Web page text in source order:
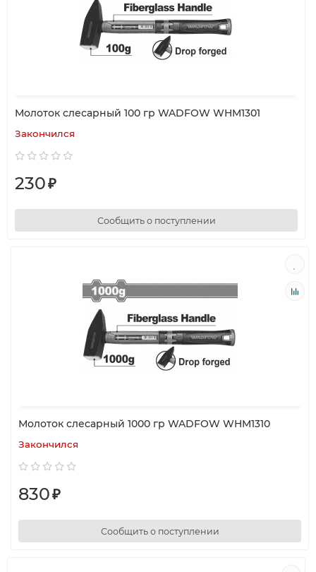
Молоток слесарный 100 гр WADFOW WHM1301
Закончился
230₽
Сообщить о поступлении
Молоток слесарный 1000 гр WADFOW WHM1310
Закончился
830₽
Сообщить о поступлении